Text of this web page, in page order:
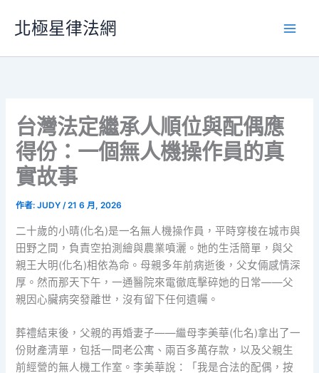
要
北極星律法網
台灣法定繼承人順位與配偶應
得份：一個無人機操作員的真
實故事
作者:JUDY/21 6 月, 2026
二十歲的小晴(化名)是一名無人機操作員，平時穿梭在城市與
田野之間，負責空拍測繪與農業噴灑。她的生活簡單，與父
親王大明(化名)相依為命。母親多年前病逝後，父女倆感情深
厚。然而那天下午，一通醫院來電徹底擊碎她的日常——父
親因心臟病突發離世，沒有留下任何遺囑。
葬禮結束後，父親的再婚妻子——繼母李美華(化名)拿出了一
份財產清單，包括一間老公寓、兩百多萬存款，以及父親生
前經營的無人機工作室。李美華說：「我是合法的配偶，按